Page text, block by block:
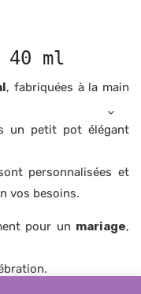
40 ml
, fabriquées à la main
un petit pot élégant
personnalisées et
vos besoins.
pour un mariage,